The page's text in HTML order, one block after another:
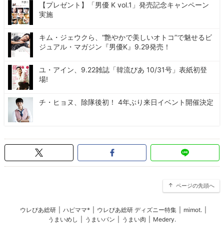
【プレゼント】「男優 K vol.1」発売記念キャンペーン
実施
キム・ジェウクら、“艶やかで美しいオトコ”で魅せるビ
ジュアル・マガジン『男優K』9.29発売！
ユ・アイン、9.22雑誌「韓流ぴあ 10/31号」表紙初登
場!
チ・ヒョヌ、除隊後初！ 4年ぶり来日イベント開催決定
ページの先頭へ
ウレぴあ総研 ハピママ* ウレぴあ総研 ディズニー特集 mimot.
うまいめし
うまいパン うまい肉 Medery.